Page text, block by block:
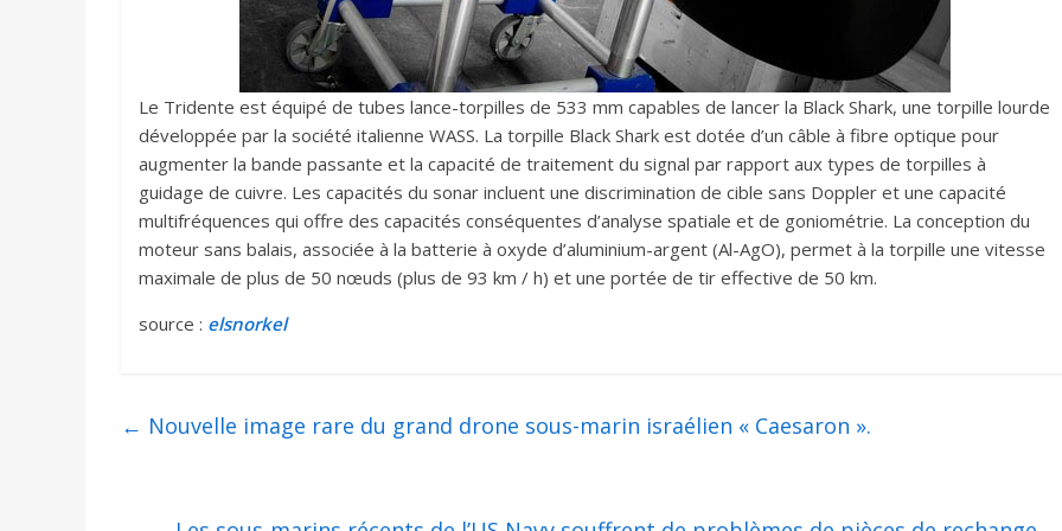
Le Tridente est équipé de tubes lance-torpilles de 533 mm capables de lancer la Black Shark, une torpille lourde
développée par la société italienne WASS. La torpille Black Shark est dotée d’un câble à fibre optique pour
augmenter la bande passante et la capacité de traitement du signal par rapport aux types de torpilles à
guidage de cuivre. Les capacités du sonar incluent une discrimination de cible sans Doppler et une capacité
multifréquences qui offre des capacités conséquentes d’analyse spatiale et de goniométrie. La conception du
moteur sans balais, associée à la batterie à oxyde d’aluminium-argent (Al-AgO), permet à la torpille une vitesse
maximale de plus de 50 nœuds (plus de 93 km / h) et une portée de tir effective de 50 km.
source : elsnorkel
← Nouvelle image rare du grand drone sous-marin israélien « Caesaron ».